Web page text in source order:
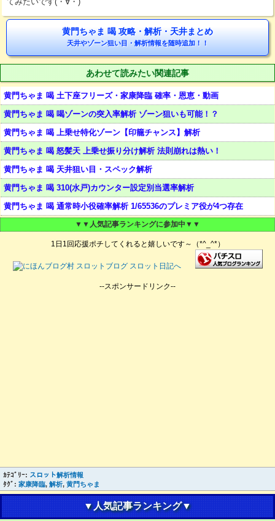
黄門ちゃま 喝 攻略・解析・天井まとめ
天井やゾーン狙い目・解析情報を随時追加！！
あわせて読みたい関連記事
黄門ちゃま 喝 土下座フリーズ・家康降臨 確率・恩恵・動画
黄門ちゃま 喝 喝ゾーンの突入率解析 ゾーン狙いも可能！？
黄門ちゃま 喝 上乗せ特化ゾーン【印籠チャンス】解析
黄門ちゃま 喝 怒髪天 上乗せ振り分け解析 法則崩れは熱い！
黄門ちゃま 喝 天井狙い目・スペック解析
黄門ちゃま 喝 310(水戸)カウンター設定別当選率解析
黄門ちゃま 喝 通常時小役確率解析 1/65536のプレミア役が4つ存在
▼▼人気記事ランキングに参加中▼▼
1日1回応援ポチしてくれると嬉しいです～（*^_^*）
--スポンサードリンク--
ｶﾃｺﾞﾘｰ: スロット解析情報
ﾀｸﾞ: 家康降臨, 解析, 黄門ちゃま
▼人気記事ランキング▼